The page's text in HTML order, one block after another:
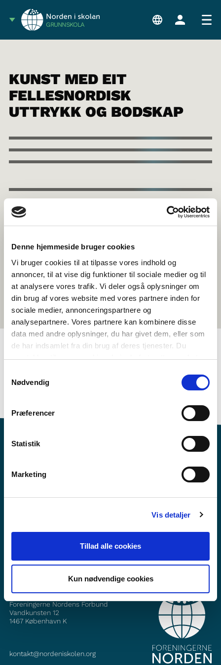
Denne hjemmeside bruger cookies
Vi bruger cookies til at tilpasse vores indhold og
annoncer, til at vise dig funktioner til sociale medier og til
at analysere vores trafik. Vi deler også oplysninger om
din brug af vores website med vores partnere inden for
sociale medier, annonceringspartnere og
analysepartnere. Vores partnere kan kombinere disse
data med andre oplysninger, du har givet dem, eller som
de har indsamlet fra din brug af deres tjenester. Du
samtykker til vores cookies, hvis du fortsætter med at
Nødvendig
Præferencer
Statistik
Marketing
Vis detaljer
Tillad alle cookies
Kun nødvendige cookies
GRUNNSKOLA
TAGS
Språk Aktivitetsframlegg
Nordisk litteraturforståing
KUNST MED EIT
FELLESNORDISK
UTTRYKK OG BODSKAP
Følg oss på Instagram
KONTAKT
Foreningerne Nordens Forbund
Vandkunsten 12
1467 København K
kontakt@nordeniskolen.org